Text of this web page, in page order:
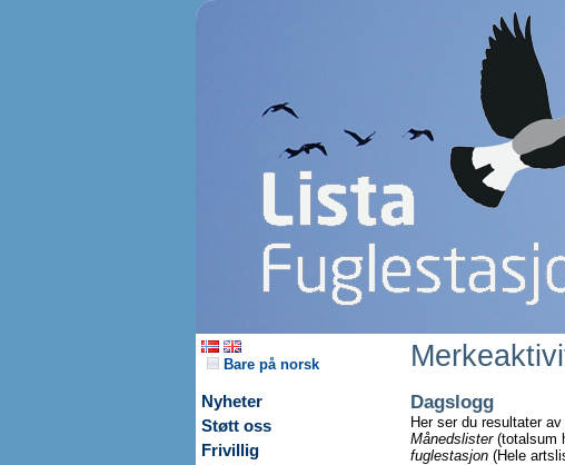
Bare på norsk
Nyheter
Støtt oss
Frivillig
Dagslogg
Her ser du resultater
Månedslister(totalsum
fuglestasjon (Hele